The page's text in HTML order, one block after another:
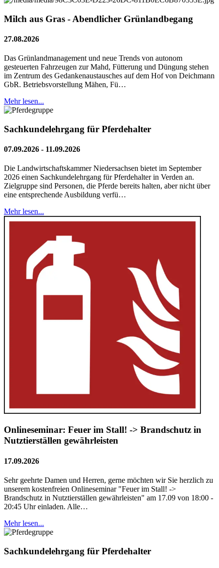
Milch aus Gras - Abendlicher Grünlandbegang
27.08.2026
Das Grünlandmanagement und neue Trends von autonom
gesteuerten Fahrzeugen zur Mahd, Fütterung und Düngung stehen
im Zentrum des Gedankenaustausches auf dem Hof von Deichmann
GbR. Betriebsvorstellung Mähen, Fü…
Mehr lesen...
Sachkundelehrgang für Pferdehalter
07.09.2026 - 11.09.2026
Die Landwirtschaftskammer Niedersachsen bietet im September
2026 einen Sachkundelehrgang für Pferdehalter in Verden an.
Zielgruppe sind Personen, die Pferde bereits halten, aber nicht über
eine entsprechende Ausbildung verfü…
Mehr lesen...
Onlineseminar: Feuer im Stall! -> Brandschutz in
Nutztierställen gewährleisten
17.09.2026
Sehr geehrte Damen und Herren, gerne möchten wir Sie herzlich zu
unserem kostenfreien Onlineseminar "Feuer im Stall! ->
Brandschutz in Nutztierställen gewährleisten" am 17.09 von 18:00 -
20:45 Uhr einladen. Alle…
Mehr lesen...
Sachkundelehrgang für Pferdehalter